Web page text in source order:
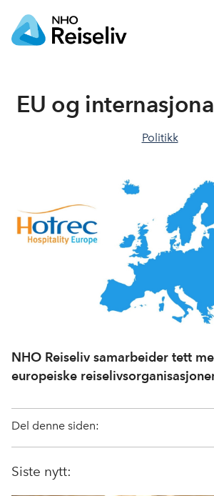
EU og
Politikk
NHO Reiseliv samarbeider tett
europeiske
Del denne siden:
Siste nytt: